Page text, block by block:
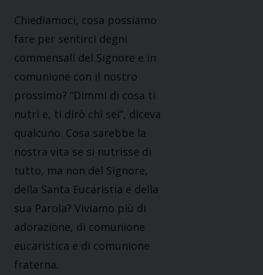
Chiediamoci, cosa possiamo
fare per sentirci degni
commensali del Signore e in
comunione con il nostro
prossimo? “Dimmi di cosa ti
nutri e, ti dirò chi sei”, diceva
qualcuno. Cosa sarebbe la
nostra vita se si nutrisse di
tutto, ma non del Signore,
della Santa Eucaristia e della
sua Parola? Viviamo più di
adorazione, di comunione
eucaristica e di comunione
fraterna.